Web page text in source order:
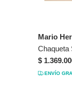
Mario
$
ENVÍO